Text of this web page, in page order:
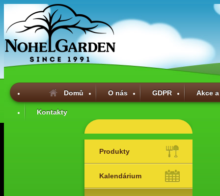
Domů O nás GDPR Akce
Kontakty
Produkty
Kalendárium